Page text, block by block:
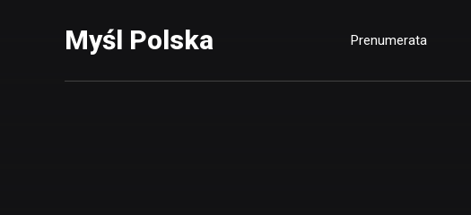
Myśl Polska Prenumerata